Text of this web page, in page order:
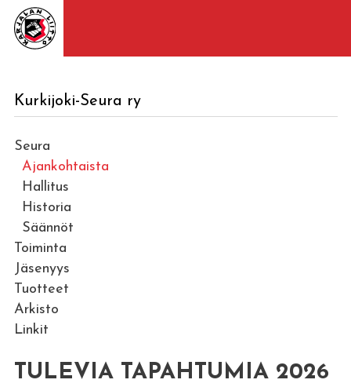
Kurkijoki-Seura ry
Seura
Ajankohtaista
Hallitus
Historia
Säännöt
Toiminta
Jäsenyys
Tuotteet
Arkisto
Linkit
TULEVIA TAPAHTUMIA 2026